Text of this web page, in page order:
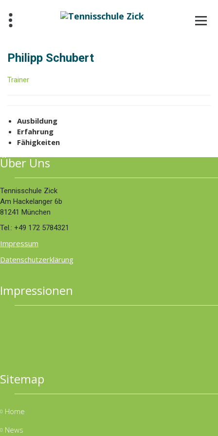
Inhalt
springen
Philipp Schubert
Trainer
Ausbildung
Erfahrung
Fähigkeiten
Über Uns
Tennisschule Zick
Am Hackelanger 6b
81241 München
Tel.: +49 172 5784321
Impressum
Datenschutzerklärung
Impressionen
Sitemap
Home
News